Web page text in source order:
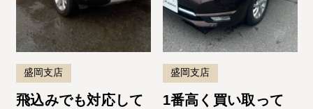
盛岡支店
飛込みでも対応して
盛岡支店
1番高く買い取って